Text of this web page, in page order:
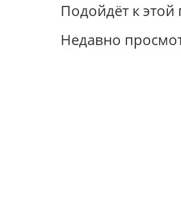
Подойдёт к этой
Недавно